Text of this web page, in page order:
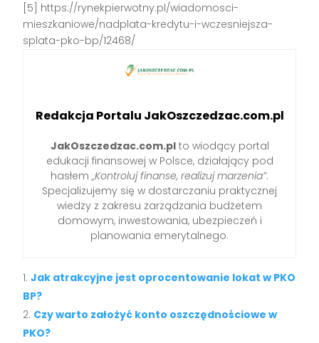
[5] https://rynekpierwotny.pl/wiadomosci-
mieszkaniowe/nadplata-kredytu-i-wczesniejsza-
splata-pko-bp/12468/
Redakcja Portalu JakOszczedzac.com.pl
JakOszczedzac.com.plto wiodący portal
edukacji finansowej w Polsce, działający pod
hasłem „Kontroluj finanse, realizuj marzenia”.
Specjalizujemy się w dostarczaniu praktycznej
wiedzy z zakresu zarządzania budżetem
domowym, inwestowania, ubezpieczeń i
planowania emerytalnego.
Jak atrakcyjne jest oprocentowanie lokat w PKO
BP?
Czy warto założyć konto oszczędnościowe w
PKO?